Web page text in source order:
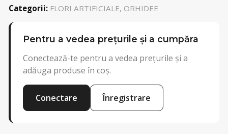
Categorii: FLORI ARTIFICIALE, ORHIDEE
Pentru a vedea prețurile și a cumpăra
Conectează-te pentru a vedea prețurile și a
adăuga produse în coș.
Conectare Înregistrare